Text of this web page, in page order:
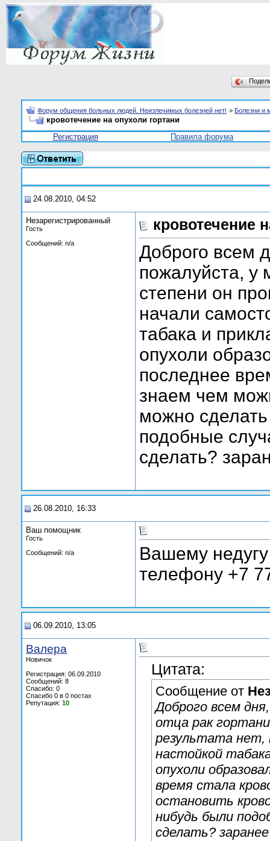
Форум общения больных людей. Неизлечимых болезней нет! > Болезни и
кровотечение на опухоли гортани
Регистрация
Правила форума
24.08.2010, 04:52
Незарегистрированный
Гость
Сообщений: n/a
кровотечение
Доброго всем
пожалуйста, у
степени он
начали
табака и
опухоли
последнее
знаем чем
можно
подобные
сделать?
26.08.2010, 16:33
Ваш помощник
Гость
Сообщений: n/a
Вашему
телефону +7
06.09.2010, 13:05
Валера
Новичок
Регистрация: 06.09.2010
Сообщений: 8
Спасибо: 0
Спасибо 0 в 0 постах
Репутация: 10
Цитата:
Сообщение от
Доброго всем
отца рак
результата нет,
настойкой
опухоли
время стала
остановить
нибудь были
сделать?